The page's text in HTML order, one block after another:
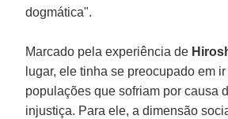
dogmática".
Marcado pela experiência de
lugar, ele tinha se preocupado em
populações que sofriam por causa
injustiça. Para ele, a dimensão